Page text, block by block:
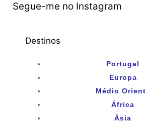
Segue-me no Instagram
Destinos
Portugal
Europa
Médio
África
Ásia